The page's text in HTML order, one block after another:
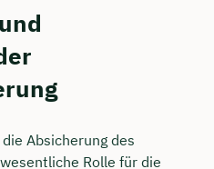
Absicherung des
Rolle für die